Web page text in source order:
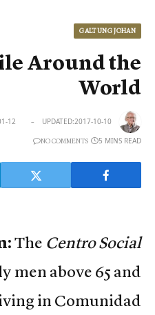
GALTUNG JOHAN
Around the
World
12 UPDATED:2017-10-10
NO COMMENTS 5 MINS READ
The Centro Social
men above 65 and
in Comunidad